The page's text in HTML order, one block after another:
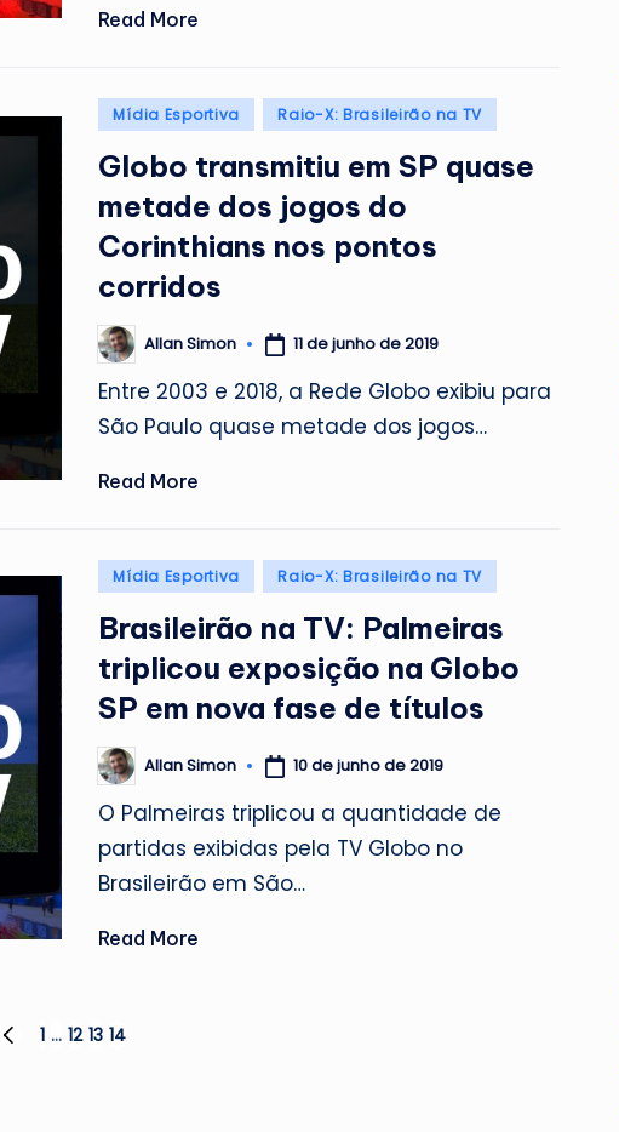
Read More
Posted
Mídia Esportiva Raio-X: Brasileirão na TV
Globo transmitiu em SP quase
metade dos jogos do
Corinthians nos pontos
corridos
Posted
by
Allan Simon 11 de junho de 2019
Entre 2003 e 2018, a Rede Globo exibiu para
São Paulo quase metade dos jogos…
Read More
Posted
Mídia Esportiva Raio-X: Brasileirão na TV
Brasileirão na TV: Palmeiras
triplicou exposição na Globo
SP em nova fase de títulos
Posted
by
Allan Simon 10 de junho de 2019
O Palmeiras triplicou a quantidade de
partidas exibidas pela TV Globo no
Brasileirão em São…
Read More
PREVIOUS
1 … 12 13 14